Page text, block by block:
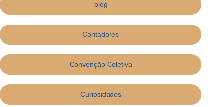
blog
Contadores
Convenção Coletiva
Curiosidades